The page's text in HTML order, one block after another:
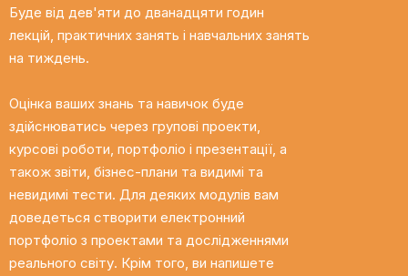
Буде від дев'яти до дванадцяти годин
лекцій, практичних занять і навчальних занять
на тиждень.
Оцінка ваших знань та навичок буде
здійснюватись через групові проекти,
курсові роботи, портфоліо і презентації, а
також звіти, бізнес-плани та видимі та
невидимі тести. Для деяких модулів вам
доведеться створити електронний
портфоліо з проектами та дослідженнями
реального світу. Крім того, ви напишете